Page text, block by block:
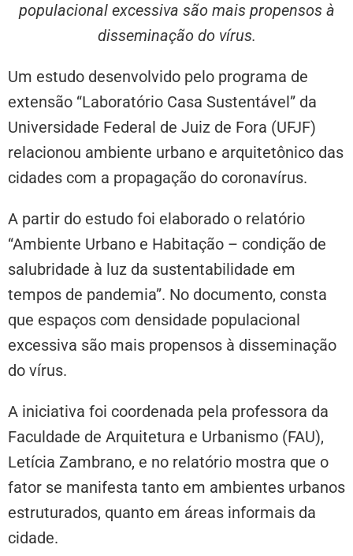
populacional excessiva são mais propensos à
disseminação do vírus.
Um estudo desenvolvido pelo programa de
extensão “Laboratório Casa Sustentável” da
Universidade Federal de Juiz de Fora (UFJF)
relacionou ambiente urbano e arquitetônico das
cidades com a propagação do coronavírus.
A partir do estudo foi elaborado o relatório
“Ambiente Urbano e Habitação – condição de
salubridade à luz da sustentabilidade em
tempos de pandemia”. No documento, consta
que espaços com densidade populacional
excessiva são mais propensos à disseminação
do vírus.
A iniciativa foi coordenada pela professora da
Faculdade de Arquitetura e Urbanismo (FAU),
Letícia Zambrano, e no relatório mostra que o
fator se manifesta tanto em ambientes urbanos
estruturados, quanto em áreas informais da
cidade.